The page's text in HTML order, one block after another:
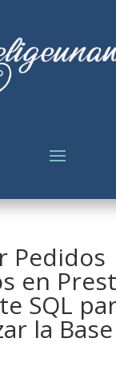
Pedidos
en
SQL
la